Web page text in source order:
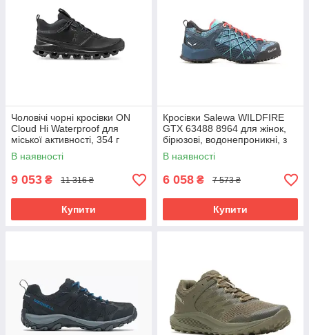
Чоловічі чорні кросівки ON
Cloud Hi Waterproof для
міської активності, 354 г
В наявності
9 053 ₴ 11 316 ₴
Купити
Кросівки Salewa WILDFIRE
GTX 63488 8964 для жінок,
бірюзові, водонепроникні, з
підошвою POMOCA.
В наявності
6 058 ₴ 7 573 ₴
Купити